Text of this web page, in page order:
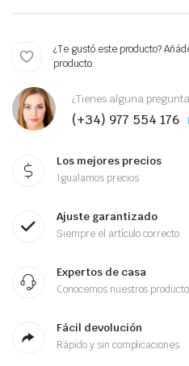
¿Te gustó este producto?
producto.
¿Tienes alguna
(+34) 977 554 176
Los mejores precios
Igualamos precios
Ajuste garantizado
Siempre el artículo correcto
Expertos de casa
Conocemos nuestros
Fácil devolución
Rápido y sin complicaciones